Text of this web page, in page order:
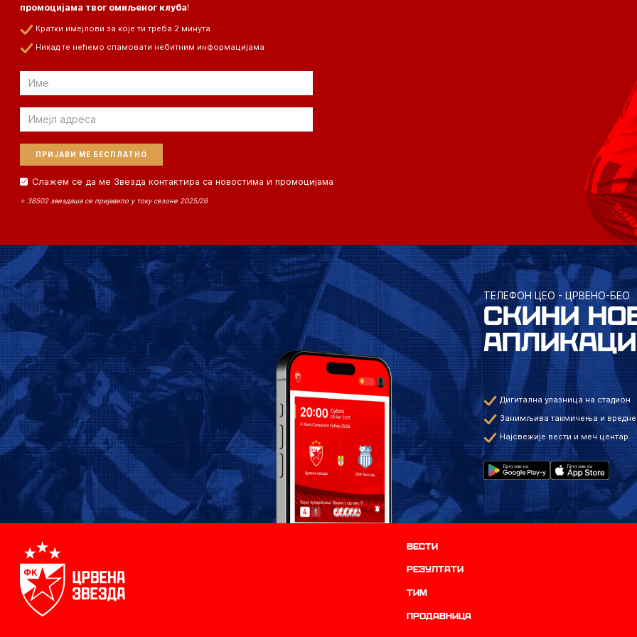
промоцијама твог омиљеног клуба!
Кратки имејлови за које ти треба 2 минута
Никад те нећемо спамовати небитним информацијама
Email
Email
Слажем се да ме Звезда контактира са новостима и промоцијама
⭐ 38502 звездаша се пријавило у току сезоне 2025/26
ТЕЛЕФОН ЦЕО - ЦРВЕНО-БЕО
СКИНИ
Дигитална улазница на стадион
Занимљива такмичења и вредне
Најсвежије вести и меч центар
Вести
резултати
ТИМ
продавница